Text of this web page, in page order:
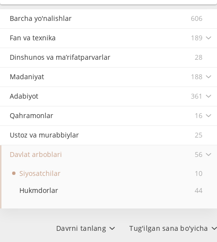
Barcha yo'nalishlar 606
Fan va texnika 189
Dinshunos va ma’rifatparvarlar 28
Madaniyat 188
Adabiyot 361
Qahramonlar 16
Ustoz va murabbiylar 25
Davlat arboblari 56
Siyosatchilar
10
Hukmdorlar
44
Tug'ilgan sana bo'yicha
Davrni tanlang